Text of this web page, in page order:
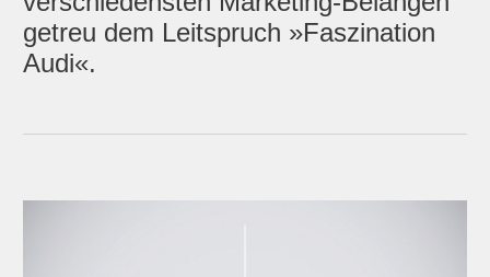
getreu dem Leitspruch »Faszination
Audi«.